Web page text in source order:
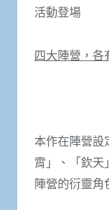
活動登場
四大陣營，各
本作在陣營設
霄」、「欽天
陣營的衍靈角